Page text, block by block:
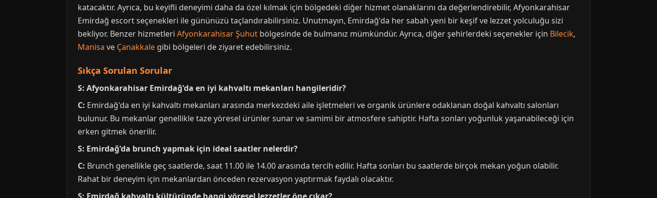
katacaktır. Ayrıca, bu keyifli deneyimi daha da özel kılmak için bölgedeki diğer hizmet olanaklarını da değerlendirebilir, Afyonkarahisar
Emirdağ escort seçenekleri ile gününüzü taçlandırabilirsiniz. Unutmayın, Emirdağ'da her sabah yeni bir keşif ve lezzet yolculuğu sizi
bekliyor. Benzer hizmetleri Afyonkarahisar Şuhut bölgesinde de bulmanız mümkündür. Ayrıca, diğer şehirlerdeki seçenekler için Bilecik,
Manisa ve Çanakkale gibi bölgeleri de ziyaret edebilirsiniz.
Sıkça Sorulan Sorular
S: Afyonkarahisar Emirdağ'da en iyi kahvaltı mekanları hangileridir?
C: Emirdağ'da en iyi kahvaltı mekanları arasında merkezdeki aile işletmeleri ve organik ürünlere odaklanan doğal kahvaltı salonları
bulunur. Bu mekanlar genellikle taze yöresel ürünler sunar ve samimi bir atmosfere sahiptir. Hafta sonları yoğunluk yaşanabileceği için
erken gitmek önerilir.
S: Emirdağ'da brunch yapmak için ideal saatler nelerdir?
C: Brunch genellikle geç saatlerde, saat 11.00 ile 14.00 arasında tercih edilir. Hafta sonları bu saatlerde birçok mekan yoğun olabilir.
Rahat bir deneyim için mekanlardan önceden rezervasyon yaptırmak faydalı olacaktır.